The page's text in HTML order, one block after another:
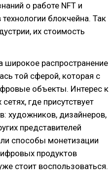
о работе NFT и
блокчейна. Так
их стоимость
широкое распространение
той сферой, которая с
объекты. Интерес к
где присутствует
художников, дизайнеров,
представителей
способы монетизации
продуктов
стоит воспользоваться.